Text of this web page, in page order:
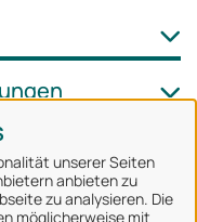
unserer Seiten
anbieten zu
zu analysieren. Die
möglicherweise mit